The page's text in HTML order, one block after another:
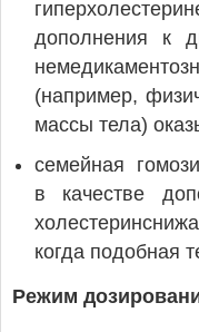
дополнения к
(например,
массы тела)
семейная
в качестве
когда подобная
Режим